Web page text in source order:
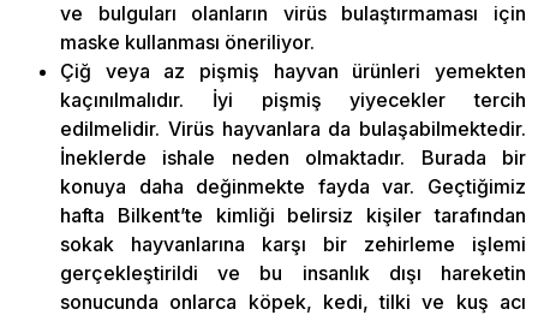
ve bulguları olanların virüs bulaştırmaması için
maske kullanması öneriliyor.
Çiğ veya az pişmiş hayvan ürünleri yemekten
kaçınılmalıdır. İyi pişmiş yiyecekler tercih
edilmelidir. Virüs hayvanlara da bulaşabilmektedir.
İneklerde ishale neden olmaktadır. Burada bir
konuya daha değinmekte fayda var. Geçtiğimiz
hafta Bilkent’te kimliği belirsiz kişiler tarafından
sokak hayvanlarına karşı bir zehirleme işlemi
gerçekleştirildi ve bu insanlık dışı hareketin
sonucunda onlarca köpek, kedi, tilki ve kuş acı